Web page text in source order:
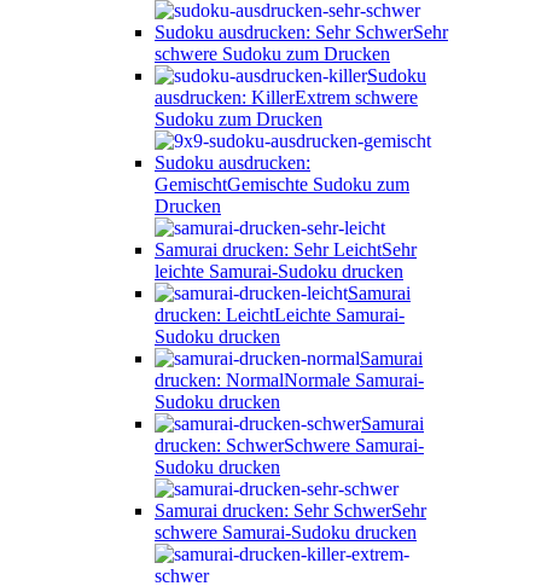
Sudoku ausdrucken: Sehr SchwerSehr
schwere Sudoku zum Drucken
Sudoku
ausdrucken: KillerExtrem schwere
Sudoku zum Drucken
Sudoku ausdrucken:
GemischtGemischte Sudoku zum
Drucken
Samurai drucken: Sehr LeichtSehr
leichte Samurai-Sudoku drucken
Samurai
drucken: LeichtLeichte Samurai-
Sudoku drucken
Samurai
drucken: NormalNormale Samurai-
Sudoku drucken
Samurai
drucken: SchwerSchwere Samurai-
Sudoku drucken
Samurai drucken: Sehr SchwerSehr
schwere Samurai-Sudoku drucken